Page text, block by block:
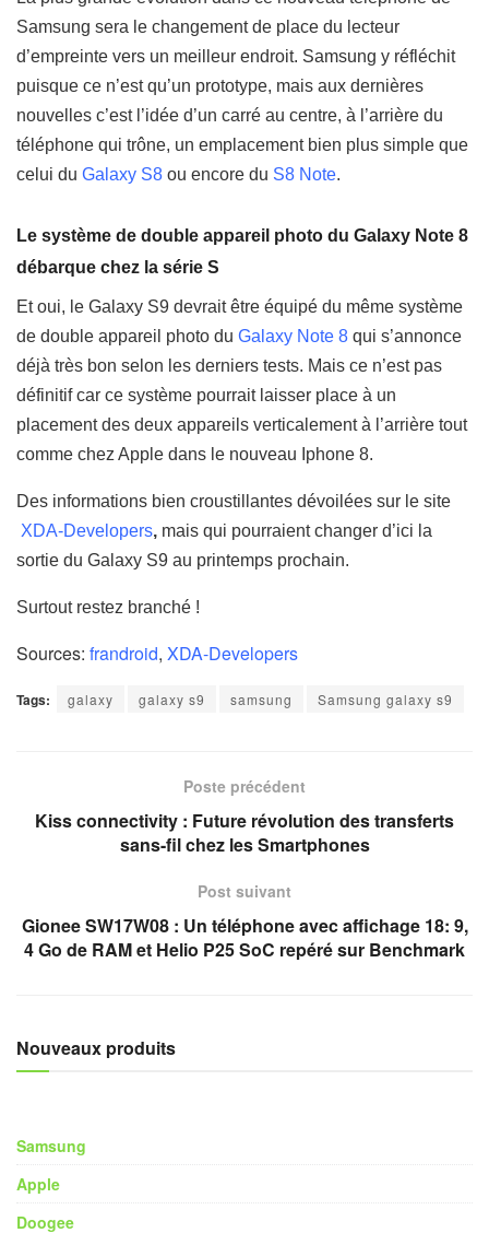
Samsung sera le changement de place du lecteur
d’empreinte vers un meilleur endroit. Samsung y réfléchit
puisque ce n’est qu’un prototype, mais aux dernières
nouvelles c’est l’idée d’un carré au centre, à l’arrière du
téléphone qui trône, un emplacement bien plus simple que
celui du Galaxy S8 ou encore du S8 Note.
Le système de double appareil photo du Galaxy Note 8
débarque chez la série S
Et oui, le Galaxy S9 devrait être équipé du même système
de double appareil photo du Galaxy Note 8 qui s’annonce
déjà très bon selon les derniers tests. Mais ce n’est pas
définitif car ce système pourrait laisser place à un
placement des deux appareils verticalement à l’arrière tout
comme chez Apple dans le nouveau Iphone 8.
Des informations bien croustillantes dévoilées sur le site
XDA-Developers, mais qui pourraient changer d’ici la
sortie du Galaxy S9 au printemps prochain.
Surtout restez branché !
Sources: frandroid, XDA-Developers
Tags: galaxy galaxy s9 samsung Samsung galaxy s9
Poste précédent
Kiss connectivity : Future révolution des transferts
sans-fil chez les Smartphones
Post suivant
Gionee SW17W08 : Un téléphone avec affichage 18: 9,
4 Go de RAM et Helio P25 SoC repéré sur Benchmark
Nouveaux produits
Samsung
Apple
Doogee